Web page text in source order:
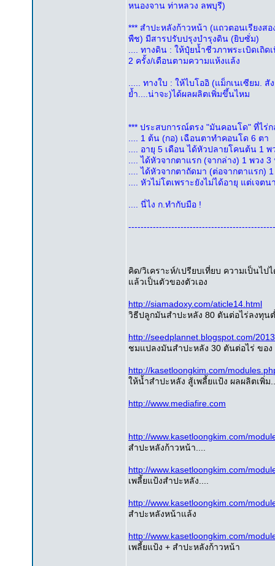
หนองจาน ท่าหลวง ลพบุรี)
*** สำปะหลังก้าวหน้า (แถวตอนเรียง
พืช) มีสารปรับปรุงบำรุงดิน (ยิบซั่ม)
.... ทางดิน : ให้ปุ๋ยน้ำชีวภาพระเบิดเถิ
2 ครั้ง/เดือนตามความแห้งแล้ง
..... ทางใบ : ให้ไบโออิ (แม็กเนเซียม.
ย้ำ....น่าจะ)ได้ผลผลิตเพิ่มขึ้นไหม
*** ประสบการณ์ตรง "มันคอนโด" ที่ไร่
.... 1 ต้น (กอ) เฉือนตาทำคอนโด 6 ตา
.... อายุ 5 เดือน ได้หัวปลายโคนต้น 1 พ
.... ได้หัวจากตาแรก (จากล่าง) 1 พวง 3
.... ได้หัวจากตาถัดมา (ต่อจากตาแรก)
.... หัวไม่โตเพราะยังไม่ได้อายุ แต่เจ
.... นี่ไง ก.ทำกับมือ !
คิด/วิเคราะห์/เปรียบเที่ยบ ความเป็นไ
แล้วเป็นตัวของตัวเอง
http://siamadoxy.com/aticle14.html
วิธีปลูกมันสำปะหลัง 80 ตันต่อไร่ลงทุน
http://seedplannet.blogspot.com/
ชมแปลงมันสำปะหลัง 30 ตันต่อไร่ ของ
http://kasetloongkim.com/
ให้น้ำสำปะหลัง สู้เพลี้ยแป้ง ผลผลิตเพิ่ม
http://www.mediafire.com
http://www.kasetloongkim.com/
สำปะหลังก้าวหน้า....
http://www.kasetloongkim.com/
เพลี้ยแป้งสำปะหลัง....
http://www.kasetloongkim.com/
สำปะหลังหน้าแล้ง
http://www.kasetloongkim.com/
เพลี้ยแป้ง + สำปะหลังก้าวหน้า